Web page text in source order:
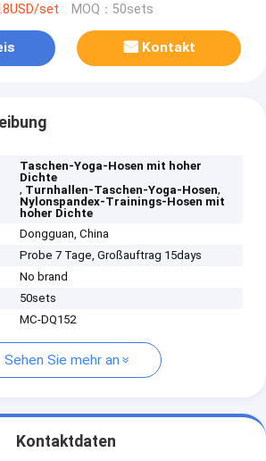
set MOQ：50sets
Kontakt
Taschen-Yoga-Hosen mit hoher
Dichte
, Turnhallen-Taschen-Yoga-Hosen,
Nylonspandex-Trainings-Hosen mit
hoher Dichte
Dongguan, China
Probe 7 Tage, Großauftrag 15days
No brand
50sets
MC-DQ152
Sehen Sie mehr an
Kontaktdaten